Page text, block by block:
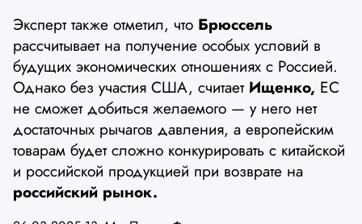
Эксперт также отметил, что Брюссель
рассчитывает на получение особых условий в
будущих экономических отношениях с Россией.
Однако без участия США, считает Ищенко, ЕС
не сможет добиться желаемого — у него нет
достаточных рычагов давления, а европейским
товарам будет сложно конкурировать с китайской
и российской продукцией при возврате на
российский рынок.